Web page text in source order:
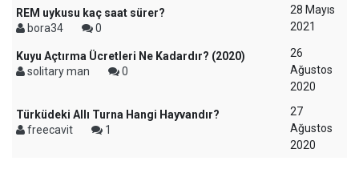
REM uykusu kaç saat sürer?
bora34
0
28 Mayıs
2021
Kuyu Açtırma Ücretleri Ne Kadardır? (2020)
solitary man
0
26
Ağustos
2020
Türküdeki Allı Turna Hangi Hayvandır?
freecavit
1
27
Ağustos
2020